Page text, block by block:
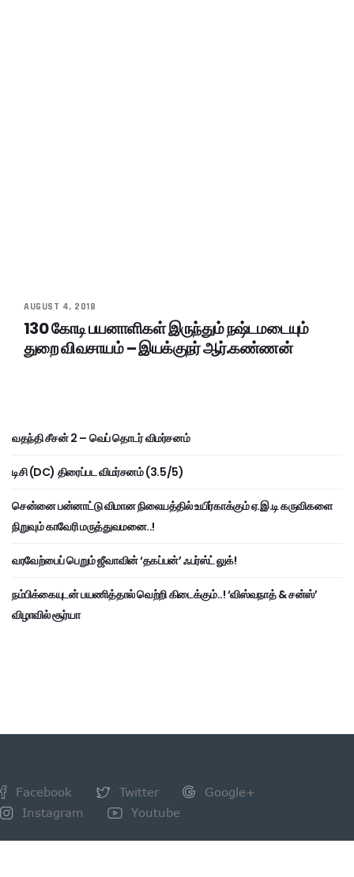
AUGUST 4, 2018
130 கோடி பயனாளிகள் இருந்தும் நஷ்டமடையும்
துறை விவசாயம் – இயக்குநர் ஆர்.கண்ணன்
வதந்தி சீசன் 2 – வெப் தொடர் விமர்சனம்
டிசி (DC) திரைப்பட விமர்சனம் (3.5/5)
சென்னை பன்னாட்டு விமான நிலையத்தில் உயிர்காக்கும் ஏ.இ.டி கருவிகளை
நிறுவும் காவேரி மருத்துவமனை..!
வரவேற்பைப் பெறும் ஜீவாவின் ‘தகப்பன்’ ஃபர்ஸ்ட் லுக்!
நம்பிக்கையுடன் பயணித்தால் வெற்றி கிடைக்கும்..! ‘விஸ்வநாத் & சன்ஸ்’
விழாவில் சூர்யா
Facebook Twitter
Google+
Instagram
Youtube